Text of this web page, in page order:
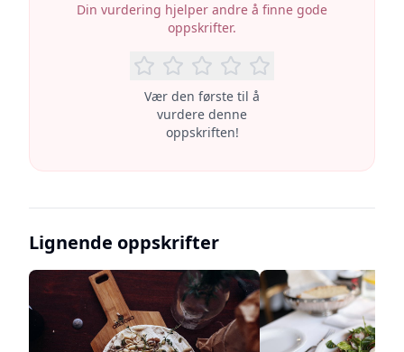
Din vurdering hjelper andre å finne gode
oppskrifter.
Vær den første til å
vurdere denne
oppskriften!
Lignende oppskrifter